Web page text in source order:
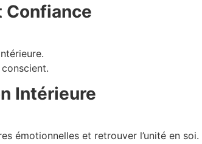
Confiance
Intérieure
émotionnelles et retrouver l’unité en soi.